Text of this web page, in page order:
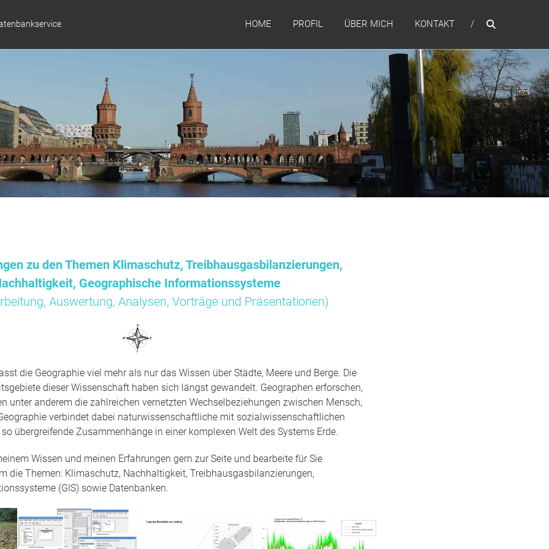
HOME PROFIL ÜBER MICH KONTAKT
zu den Themen Klimaschutz, Treibhausgasbilanzierungen,
Geographische Informationssysteme
Auswertung, Analysen, Vorträge und Präsentationen)
die Geographie viel mehr als nur das Wissen über Städte, Meere und Berge. Die
dieser Wissenschaft haben sich längst gewandelt. Geographen erforschen,
unter anderem die zahlreichen vernetzten Wechselbeziehungen zwischen Mensch,
verbindet dabei naturwissenschaftliche mit sozialwissenschaftlichen
übergreifende Zusammenhänge in einer komplexen Welt des Systems Erde.
Wissen und meinen Erfahrungen gern zur Seite und bearbeite für Sie
die Themen: Klimaschutz, Nachhaltigkeit, Treibhausgasbilanzierungen,
(GIS) sowie Datenbanken.